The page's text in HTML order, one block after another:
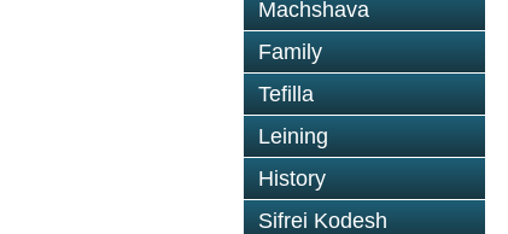
Machshava
Family
Tefilla
Leining
History
Sifrei Kodesh